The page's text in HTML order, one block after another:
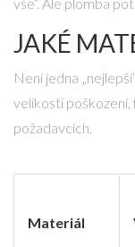
JAKÉ
Není jedna
velikosti
požadavcích.
Materiál